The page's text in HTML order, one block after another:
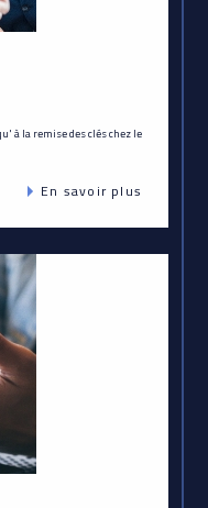
à la remise des clés chez le
En savoir plus